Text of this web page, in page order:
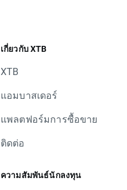
เกี่ยวกับ XTB
XTB
แอมบาสเดอร์
แพลตฟอร์มการซื้อขาย
ติดต่อ
ความสัมพันธ์นักลงทุน